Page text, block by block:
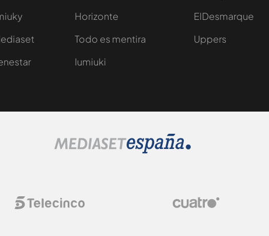
Horizonte
Todo es mentira
Iumiuki
ElDesmarque
Uppers